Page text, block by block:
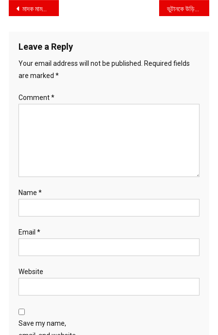
Post
মাদক মামলায় ২ দিনের রিমান্ডে লোকমান ভুটানকে উড়িয়ে সাফের ফাইনালে বাংলাদেশ
Leave a Reply
Your email address will not be published. Required fields
are marked *
Comment*
Name *
Email *
Website
Save my name,